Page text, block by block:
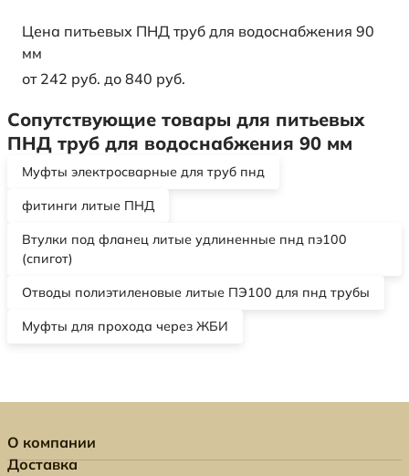
Цена питьевых ПНД труб для водоснабжения 90
мм
от 242 руб. до 840 руб.
Сопутствующие товары для питьевых
ПНД труб для водоснабжения 90 мм
Муфты электросварные для труб пнд
фитинги литые ПНД
Втулки под фланец литые удлиненные пнд пэ100
(спигот)
Отводы полиэтиленовые литые ПЭ100 для пнд трубы
Муфты для прохода через ЖБИ
О компании
Доставка